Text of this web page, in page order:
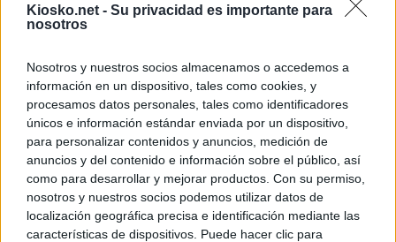
Kiosko.net - Su privacidad es importante para
nosotros
Nosotros y nuestros socios almacenamos o accedemos a
información en un dispositivo, tales como cookies, y
procesamos datos personales, tales como identificadores
únicos e información estándar enviada por un dispositivo,
para personalizar contenidos y anuncios, medición de
anuncios y del contenido e información sobre el público, así
como para desarrollar y mejorar productos. Con su permiso,
nosotros y nuestros socios podemos utilizar datos de
localización geográfica precisa e identificación mediante las
características de dispositivos. Puede hacer clic para